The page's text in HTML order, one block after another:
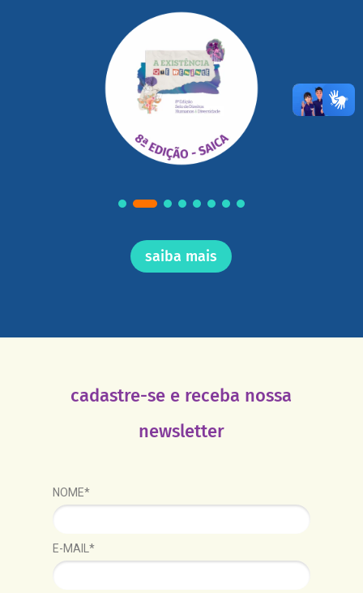
saiba mais
cadastre-se e receba nossa
newsletter
NOME*
E-MAIL*